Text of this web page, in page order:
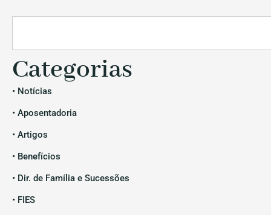
Categorias
• Notícias
• Aposentadoria
• Artigos
• Benefícios
• Dir. de Família e Sucessões
• FIES